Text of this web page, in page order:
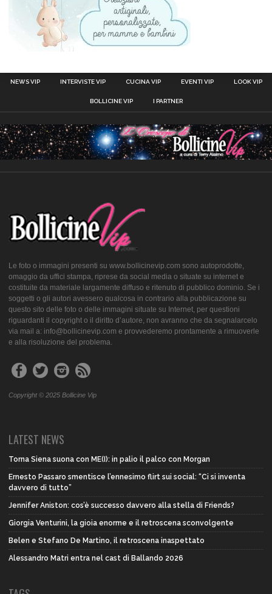
NEWS VIP INTERVISTE VIP CUCINA VIP EVENTI VIP LOOK VIP
BOLLICINE VIP I PARTNER
Le foto o immagini presenti su www.bollicinevip.com sono autoprodotte,
omaggio da uffici stampa, riprese da social media o situate su internet e
costituite da materiale largamente diffuso e ritenuto di pubblico dominio. Se i
soggetti o gli autori avessero qualcosa in contrario alla pubblicazione su
questo sito delle foto o delle immagini situate su Internet, per questioni
riguardanti il copyright o il diritto d’autore, non avranno che da segnalarcelo
via mail a: info@bollicinevip.com e provvederemo prontamente a rimuoverle
e alla risoluzione del problema.
Copyright © 2025 Bollicine Vip
LATEST NEWS
Torna Siena suona con ME(I): in palio il palco con Morgan
Ernesto Passaro smentisce l’ennesimo flirt sui social: “Ci si inventa
davvero di tutto”
Jennifer Aniston: cos’è successo davvero alla stella di Friends?
Giorgia Venturini, la gioia enorme e il retroscena sconvolgente
Belen e Stefano De Martino, il retroscena inaspettato
Alessandro Matri entra nel cast di Ballando 2026